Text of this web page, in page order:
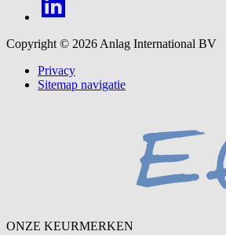
Copyright © 2026Anlag International BV
Privacy
Sitemap navigatie
ONZE KEURMERKEN